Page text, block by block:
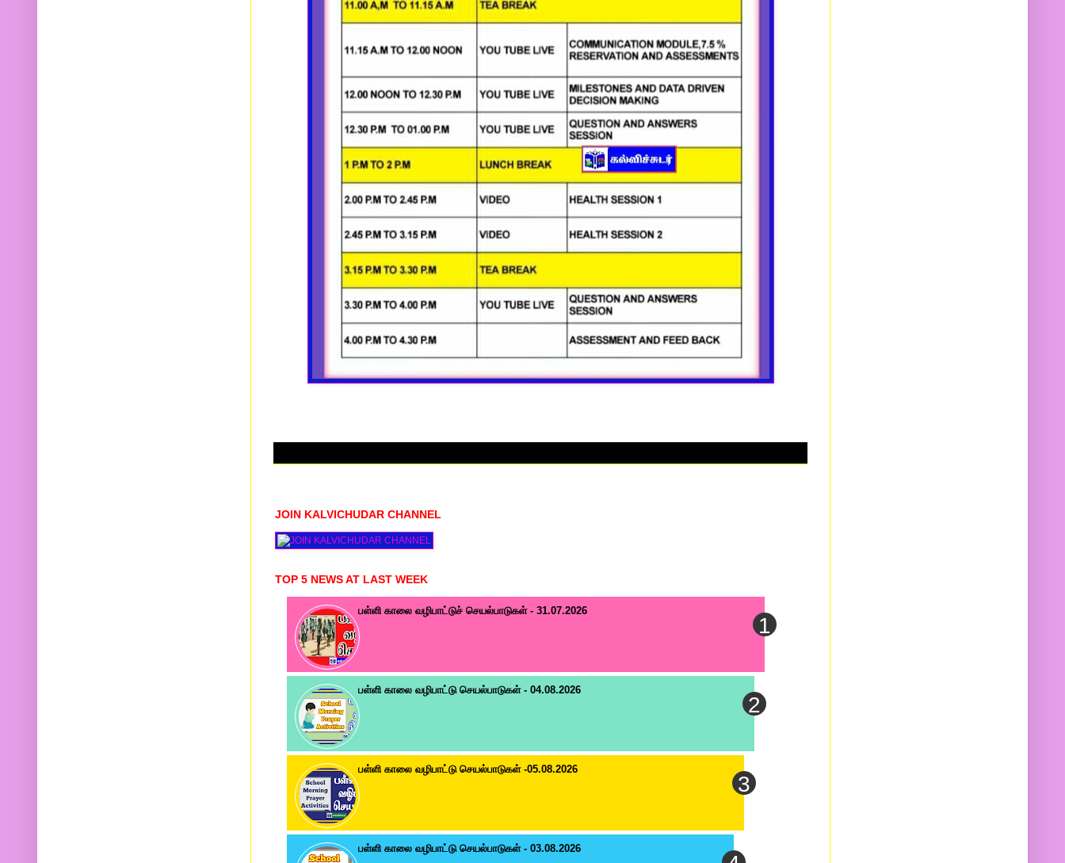
JOIN KALVICHUDAR CHANNEL
TOP 5 NEWS AT LAST WEEK
பள்ளி காலை வழிபாட்டுச் செயல்பாடுகள் - 31.07.2026
பள்ளி காலை வழிபாட்டு செயல்பாடுகள் - 04.08.2026
பள்ளி காலை வழிபாட்டு செயல்பாடுகள் -05.08.2026
பள்ளி காலை வழிபாட்டு செயல்பாடுகள் - 03.08.2026